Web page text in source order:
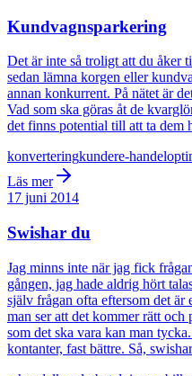
Kundvagnsparkering
Det är inte så troligt att du åker
sedan lämna korgen eller
annan konkurrent. På nätet är
Vad som ska göras åt de
det finns potential till att ta dem
konverteringkundere-handel
Läs mer
17 juni 2014
Swishar du
Jag minns inte när jag fick
gången, jag hade aldrig hört
själv frågan ofta eftersom det är
man ser att det kommer rätt och
som det ska vara kan man
kontanter, fast bättre. Så,